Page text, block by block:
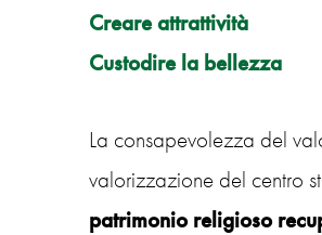
Creare attrattività
Custodire la bellezza
La consapevolezza del
valorizzazione del centro
patrimonio religioso